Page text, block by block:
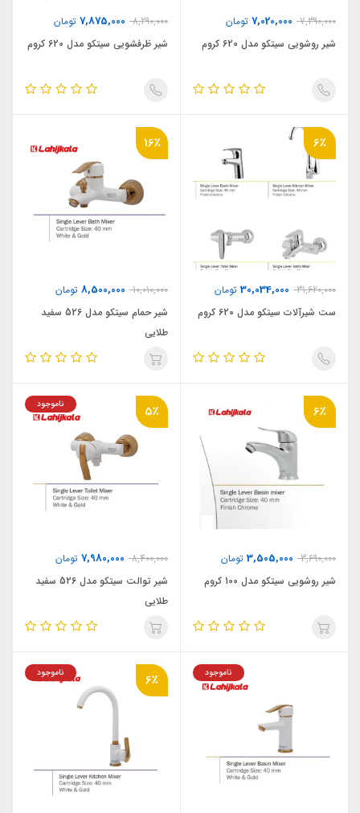
7,390,000
7,020,000 تومان
شیر روشویی سیتکو مدل 620 کروم
8,290,000
7,875,000 تومان
شیر ظرفشویی سیتکو مدل 620 کروم
6٪
31,620,000
30,034,000 تومان
ست شیرآلات سیتکو مدل 620 کروم
16٪
10,010,000
8,500,000 تومان
شیر حمام سیتکو مدل 526 سفید
طلایی
6٪
3,690,000
3,505,000 تومان
شیر روشویی سیتکو مدل 100 کروم
5٪
8,400,000
7,980,000 تومان
ناموجود
شیر توالت سیتکو مدل 526 سفید
طلایی
ناموجود 6٪ ناموجود